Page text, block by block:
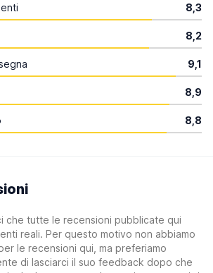
8,3
8,2
9,1
8,9
8,8
che tutte le recensioni pubblicate qui
reali. Per questo motivo non abbiamo
le recensioni qui, ma preferiamo
di lasciarci il suo feedback dopo che